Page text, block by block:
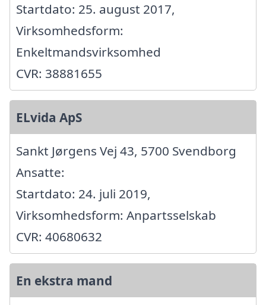
Startdato: 25. august 2017,
Virksomhedsform:
Enkeltmandsvirksomhed
CVR: 38881655
ELvida ApS
Sankt Jørgens Vej 43, 5700 Svendborg
Ansatte:
Startdato: 24. juli 2019,
Virksomhedsform: Anpartsselskab
CVR: 40680632
En ekstra mand